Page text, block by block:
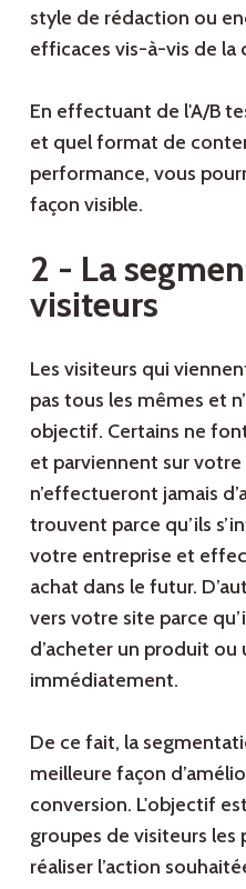
style de rédaction ou
efficaces vis-à-vis de la
En effectuant de l'A/B
et quel format de
performance, vous
façon visible.
2 - La
visiteurs
Les visiteurs qui
pas tous les mêmes et
objectif. Certains ne
et parviennent sur votre
n’effectueront jamais
trouvent parce qu’ils
votre entreprise et
achat dans le futur.
vers votre site parce
d’acheter un produit ou
immédiatement.
De ce fait, la
meilleure façon
conversion. L'objectif
groupes de visiteurs les
réaliser l’action